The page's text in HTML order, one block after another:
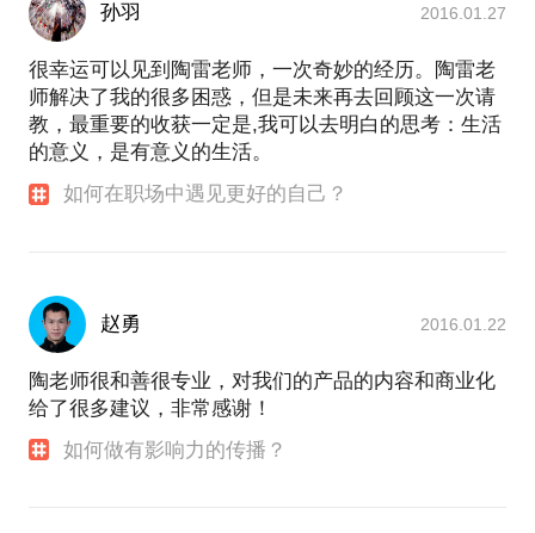
孙羽 2016.01.27
很幸运可以见到陶雷老师，一次奇妙的经历。陶雷老
师解决了我的很多困惑，但是未来再去回顾这一次请
教，最重要的收获一定是,我可以去明白的思考：生活
的意义，是有意义的生活。
如何在职场中遇见更好的自己？
赵勇 2016.01.22
陶老师很和善很专业，对我们的产品的内容和商业化
给了很多建议，非常感谢！
如何做有影响力的传播？